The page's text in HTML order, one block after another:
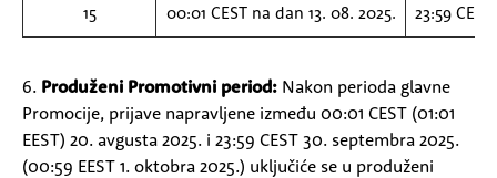
15 00:01 CEST na dan 13. 08. 2025. 23:59
6. Produženi Promotivni period: Nakon perioda glavne
Promocije, prijave napravljene između 00:01 CEST (01:01
EEST) 20. avgusta 2025. i 23:59 CEST 30. septembra 2025.
(00:59 EEST 1. oktobra 2025.) uključiće se u produženi